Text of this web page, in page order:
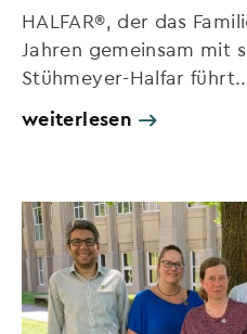
HALFAR®, der das
Jahren gemeinsam mit
Stühmeyer-Halfar führt....
weiterlesen